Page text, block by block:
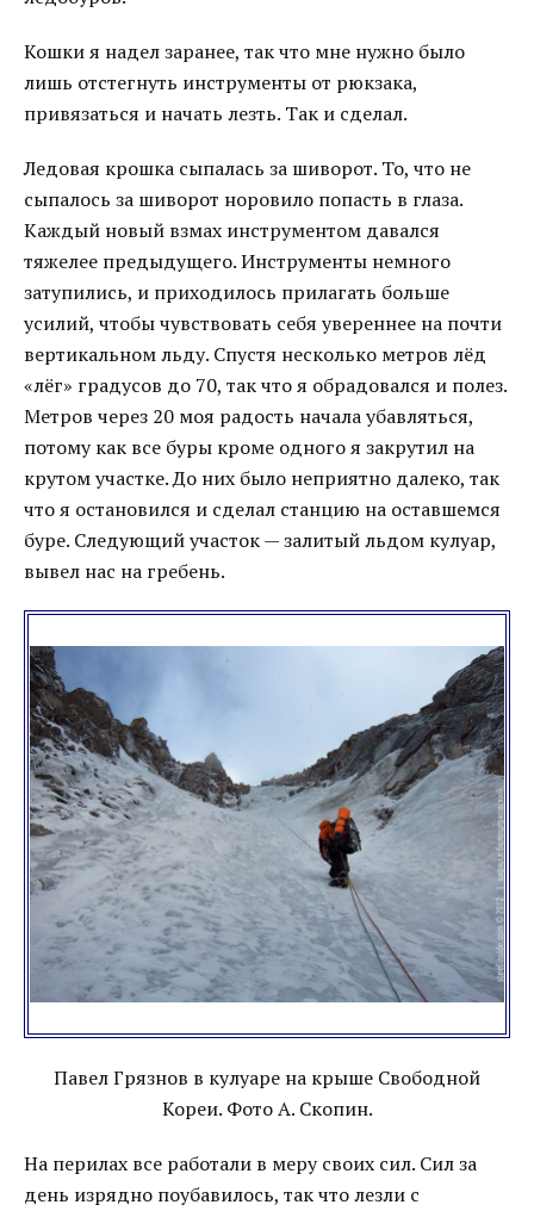
Кошки я надел заранее, так что мне нужно было
лишь отстегнуть инструменты от рюкзака,
привязаться и начать лезть. Так и сделал.
Ледовая крошка сыпалась за шиворот. То, что не
сыпалось за шиворот норовило попасть в глаза.
Каждый новый взмах инструментом давался
тяжелее предыдущего. Инструменты немного
затупились, и приходилось прилагать больше
усилий, чтобы чувствовать себя увереннее на почти
вертикальном льду. Спустя несколько метров лёд
«лёг» градусов до 70, так что я обрадовался и полез.
Метров через 20 моя радость начала убавляться,
потому как все буры кроме одного я закрутил на
крутом участке. До них было неприятно далеко, так
что я остановился и сделал станцию на оставшемся
буре. Следующий участок — залитый льдом кулуар,
вывел нас на гребень.
Павел Грязнов в кулуаре на крыше Свободной
Кореи. Фото А. Скопин.
На перилах все работали в меру своих сил. Сил за
день изрядно поубавилось, так что лезли с